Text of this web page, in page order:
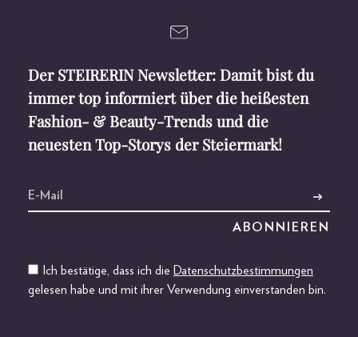
Der STEIRERIN Newsletter: Damit bist du
immer top informiert über die heißesten
Fashion- & Beauty-Trends und die
neuesten Top-Storys der Steiermark!
Ich bestätige, dass ich die Datenschutzbestimmungen
gelesen habe und mit ihrer Verwendung einverstanden bin.